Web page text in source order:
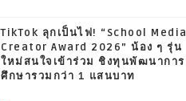
TikTok ลุกเป็นไฟ! “School Media
Creator Award 2026” น้อง ๆ รุ่น
ใหม่สนใจเข้าร่วม ชิงทุนพัฒนาการ
ศึกษารวมกว่า 1 แสนบาท